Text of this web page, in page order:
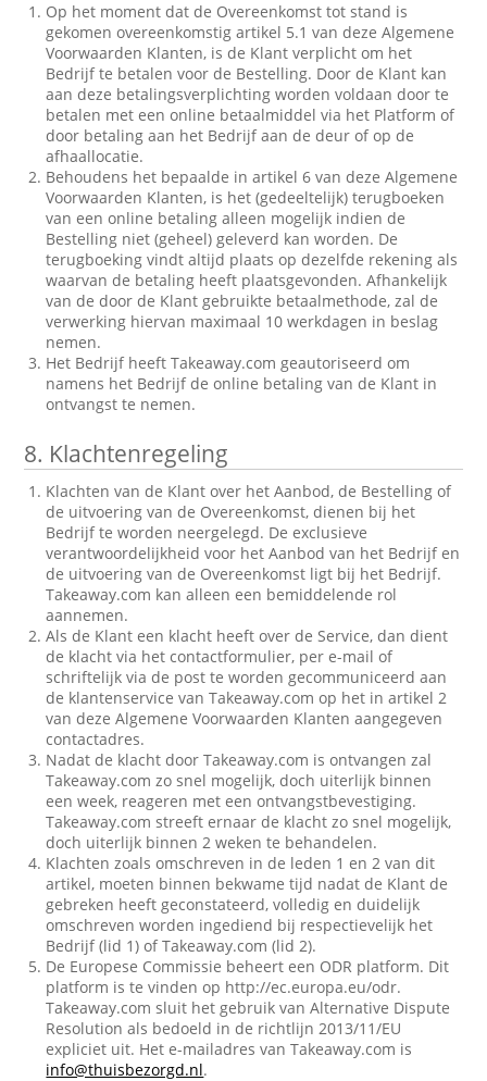
Op het moment dat de Overeenkomst tot stand is
gekomen overeenkomstig artikel 5.1 van deze Algemene
Voorwaarden Klanten, is de Klant verplicht om het
Bedrijf te betalen voor de Bestelling. Door de Klant kan
aan deze betalingsverplichting worden voldaan door te
betalen met een online betaalmiddel via het Platform of
door betaling aan het Bedrijf aan de deur of op de
afhaallocatie.
Behoudens het bepaalde in artikel 6 van deze Algemene
Voorwaarden Klanten, is het (gedeeltelijk) terugboeken
van een online betaling alleen mogelijk indien de
Bestelling niet (geheel) geleverd kan worden. De
terugboeking vindt altijd plaats op dezelfde rekening als
waarvan de betaling heeft plaatsgevonden. Afhankelijk
van de door de Klant gebruikte betaalmethode, zal de
verwerking hiervan maximaal 10 werkdagen in beslag
nemen.
Het Bedrijf heeft Takeaway.com geautoriseerd om
namens het Bedrijf de online betaling van de Klant in
ontvangst te nemen.
8. Klachtenregeling
Klachten van de Klant over het Aanbod, de Bestelling of
de uitvoering van de Overeenkomst, dienen bij het
Bedrijf te worden neergelegd. De exclusieve
verantwoordelijkheid voor het Aanbod van het Bedrijf en
de uitvoering van de Overeenkomst ligt bij het Bedrijf.
Takeaway.com kan alleen een bemiddelende rol
aannemen.
Als de Klant een klacht heeft over de Service, dan dient
de klacht via het contactformulier, per e-mail of
schriftelijk via de post te worden gecommuniceerd aan
de klantenservice van Takeaway.com op het in artikel 2
van deze Algemene Voorwaarden Klanten aangegeven
contactadres.
Nadat de klacht door Takeaway.com is ontvangen zal
Takeaway.com zo snel mogelijk, doch uiterlijk binnen
een week, reageren met een ontvangstbevestiging.
Takeaway.com streeft ernaar de klacht zo snel mogelijk,
doch uiterlijk binnen 2 weken te behandelen.
Klachten zoals omschreven in de leden 1 en 2 van dit
artikel, moeten binnen bekwame tijd nadat de Klant de
gebreken heeft geconstateerd, volledig en duidelijk
omschreven worden ingediend bij respectievelijk het
Bedrijf (lid 1) of Takeaway.com (lid 2).
De Europese Commissie beheert een ODR platform. Dit
platform is te vinden op http://ec.europa.eu/odr.
Takeaway.com sluit het gebruik van Alternative Dispute
Resolution als bedoeld in de richtlijn 2013/11/EU
expliciet uit. Het e-mailadres van Takeaway.com is
info@thuisbezorgd.nl.